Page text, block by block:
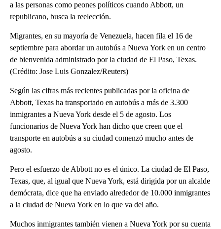
a las personas como peones políticos cuando Abbott, un
republicano, busca la reelección.
Migrantes, en su mayoría de Venezuela, hacen fila el 16 de
septiembre para abordar un autobús a Nueva York en un centro
de bienvenida administrado por la ciudad de El Paso, Texas.
(Crédito: Jose Luis Gonzalez/Reuters)
Según las cifras más recientes publicadas por la oficina de
Abbott, Texas ha transportado en autobús a más de 3.300
inmigrantes a Nueva York desde el 5 de agosto. Los
funcionarios de Nueva York han dicho que creen que el
transporte en autobús a su ciudad comenzó mucho antes de
agosto.
Pero el esfuerzo de Abbott no es el único. La ciudad de El Paso,
Texas, que, al igual que Nueva York, está dirigida por un alcalde
demócrata, dice que ha enviado alrededor de 10.000 inmigrantes
a la ciudad de Nueva York en lo que va del año.
Muchos inmigrantes también vienen a Nueva York por su cuenta